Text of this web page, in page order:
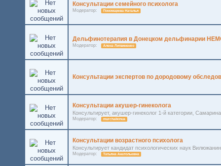
Консультации семейного психолога
Модератор: Пономарева Наталья
Дельфинотерапия в Донецком дельфинарии
Модератор: Алена Литвиненко
Консультации экспертов по дородовому
Консультации акушер-гинеколога
Консультирует, акушер-гинеколог 1-й категории,
Модератор: murchalkinua
Консультации возрастного психолога
Консультирует кандидат психологических наук
Модератор: Татьяна Анатольевна